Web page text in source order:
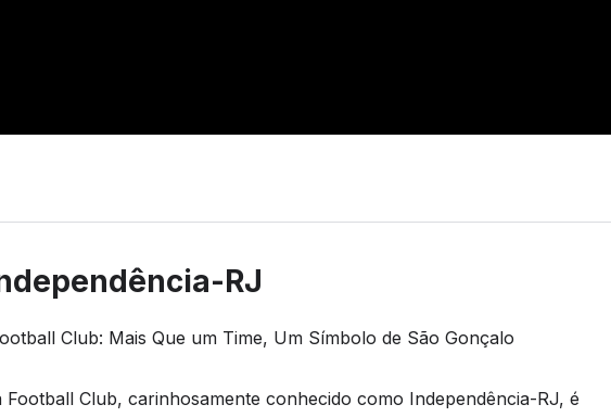
RJ
Club: Mais Que um Time, Um Símbolo de São Gonçalo
Football Club, carinhosamente conhecido como Independência-RJ, é